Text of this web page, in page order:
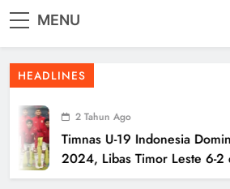
Pinjaman dari Barcelona
Trabzonspor Mulai Negosiasi Mohamed
Medis Dijadwalkan 5 Agustus
Malang United U-13 Juara Piala Soeratin
2026, Siap Tatap Putaran Provinsi
MENU
HEADLINES
2 Tahun Ago
Timnas U-19 Indonesia
2024, Libas Timor Leste 6-2
Semifinal